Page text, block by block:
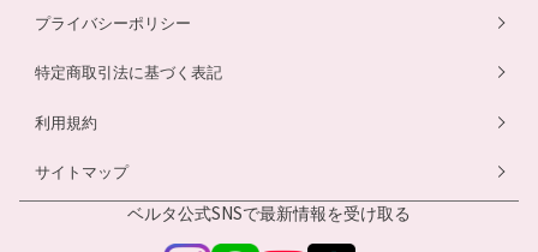
プライバシーポリシー
特定商取引法に基づく表記
利用規約
サイトマップ
ベルタ公式SNSで最新情報を受け取る